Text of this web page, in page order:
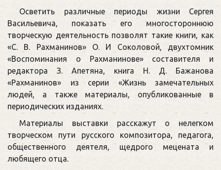
Осветить различные периоды жизни Сергея
Васильевича, показать его многостороннюю
творческую деятельность позволят такие книги, как
«С. В. Рахманинов» О. И Соколовой, двухтомник
«Воспоминания о Рахманинове» составителя и
редактора З. Апетяна, книга Н. Д. Бажанова
«Рахманинов» из серии «Жизнь замечательных
людей, а также материалы, опубликованные в
периодических изданиях.
Материалы выставки расскажут о нелегком
творческом пути русского композитора, педагога,
общественного деятеля, щедрого мецената и
любящего отца.